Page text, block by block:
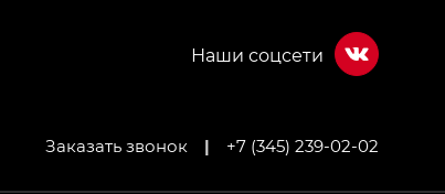
Заказать звонок | +7 (345) 239-02-02